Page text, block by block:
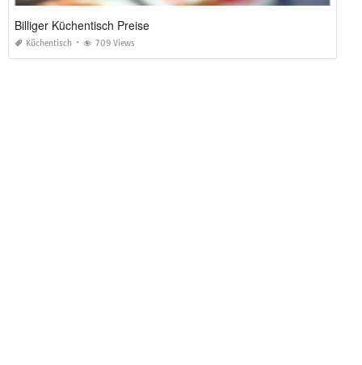
Billiger Küchentisch Preise
Küchentisch 709 Views